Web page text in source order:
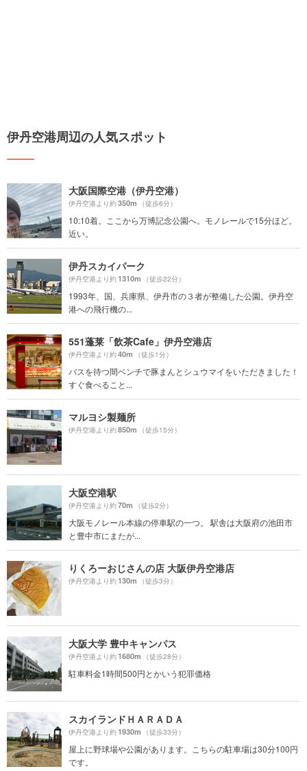
伊丹空港周辺の人気スポット
大阪国際空港（伊丹空港）
伊丹空港より約350m （徒歩6分）
10:10着。ここから万博記念公園へ。モノレールで15分ほど。
近い。
伊丹スカイパーク
伊丹空港より約1310m （徒歩22分）
1993年、国、兵庫県、伊丹市の３者が整備した公園。伊丹空
港への飛行機の...
551蓬莱「飲茶Cafe」伊丹空港店
伊丹空港より約40m （徒歩1分）
バスを待つ間ベンチで豚まんとシュウマイをいただきました！
すぐ食べること...
マルヨシ製麺所
伊丹空港より約850m （徒歩15分）
大阪空港駅
伊丹空港より約70m （徒歩2分）
大阪モノレール本線の停車駅の一つ。 駅舎は大阪府の池田市
と豊中市にまたが...
りくろーおじさんの店 大阪伊丹空港店
伊丹空港より約130m （徒歩3分）
大阪大学 豊中キャンパス
伊丹空港より約1680m （徒歩28分）
駐車料金1時間500円とかいう犯罪価格
スカイランドＨＡＲＡＤＡ
伊丹空港より約1930m （徒歩33分）
屋上に野球場や公園があります。こちらの駐車場は30分100円
です。